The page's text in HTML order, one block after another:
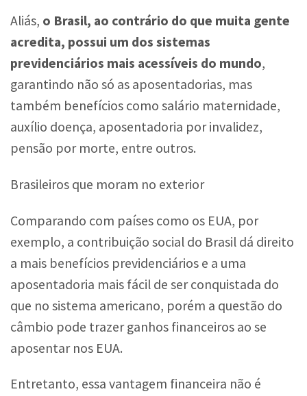
Aliás, o Brasil, ao contrário do que muita gente
acredita, possui um dos sistemas
previdenciários mais acessíveis do mundo,
garantindo não só as aposentadorias, mas
também benefícios como salário maternidade,
auxílio doença, aposentadoria por invalidez,
pensão por morte, entre outros.
Brasileiros que moram no exterior
Comparando com países como os EUA, por
exemplo, a contribuição social do Brasil dá direito
a mais benefícios previdenciários e a uma
aposentadoria mais fácil de ser conquistada do
que no sistema americano, porém a questão do
câmbio pode trazer ganhos financeiros ao se
aposentar nos EUA.
Entretanto, essa vantagem financeira não é